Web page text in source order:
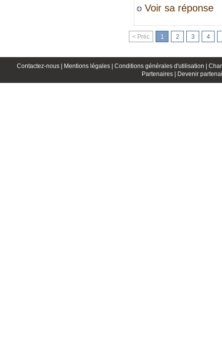
Voir sa réponse
< Préc 1 2 3 4
Contactez-nous | Mentions légales | Conditions générales d'utilisation |
Partenaires |
Devenir